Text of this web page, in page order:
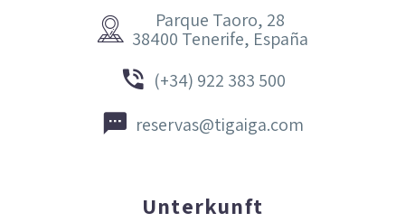


Parque Taoro, 28
38400 Tenerife, España

 (+34) 922 383 500

 reservas@tigaiga.com
Unterkunft